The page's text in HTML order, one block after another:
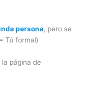
persona, pero se
Tú formal)
página de